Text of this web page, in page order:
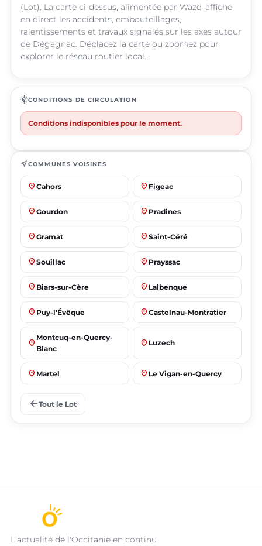
(Lot). La carte ci-dessus, alimentée par Waze, affiche
en direct les accidents, embouteillages,
ralentissements et travaux signalés sur les axes autour
de Dégagnac. Déplacez la carte ou zoomez pour
explorer le réseau routier local.
routineCONDITIONS DE CIRCULATION
Conditions indisponibles pour le moment.
near_meCOMMUNES VOISINES
place Cahors place Figeac
place Gourdon place Pradines
place Gramat place Saint-Céré
place Souillac place Prayssac
place Biars-sur-Cère place Lalbenque
place Puy-l'Évêque place Castelnau-Montratier
place
Montcuq-en-Quercy-
Blanc
place Luzech
place Martel place Le Vigan-en-Quercy
place
arrow_back Tout le Lot
L'actualité de l'Occitanie en continu